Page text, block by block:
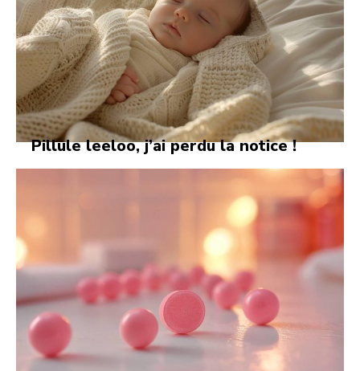
Pillule leeloo, j’ai perdu la notice !